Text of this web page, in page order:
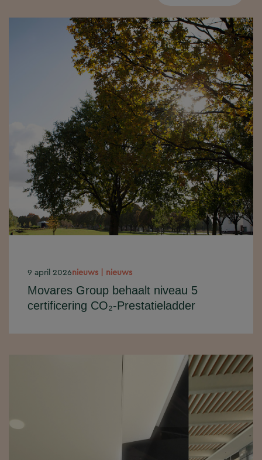
9 april 2026nieuws | nieuws
Movares Group behaalt niveau 5
certificering CO₂-Prestatieladder
(Handboek 3.1). Daarmee bevestigen
wij onze positie als koploper op het...